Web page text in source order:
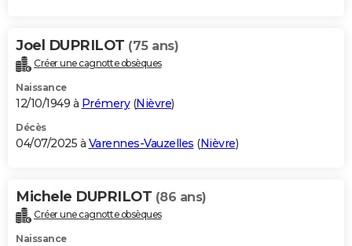
Carte de Noël
Carte Bonne année
Carte Saint-Valentin
Carte Pâques
Carte d'anniversaire
DICTIONNAIRE
Dictionnaire
Biographies
Citations
Expressions
Proverbes
PROGRAMME TV
S'inscrire
Se connecter
Lycées
Collèges
Primaires
Universités
Entreprises
Service militaire
Avis de recherche
AVIS DE DÉCÈS
Bricolage
Lifestyle
Culture
Sport
Auto
Television
Voyage
Cinema
Joel DUPRILOT (75 ans)
Créer une cagnotte obsèques
Naissance
12/10/1949 à Prémery(Nièvre)
Décès
04/07/2025 à Varennes-Vauzelles (Nièvre)
Michele DUPRILOT (86 ans)
Créer une cagnotte obsèques
Naissance